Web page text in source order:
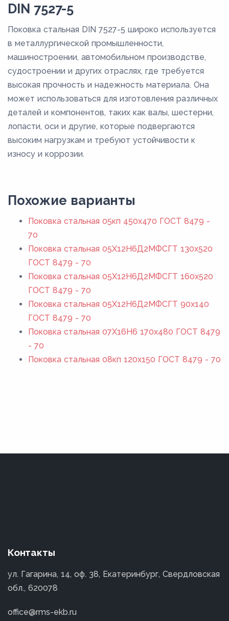
DIN 7527-5
Поковка стальная DIN 7527-5 широко используется
в металлургической промышленности,
машиностроении, автомобильном производстве,
судостроении и других отраслях, где требуется
высокая прочность и надежность материала. Она
может использоваться для изготовления различных
деталей и компонентов, таких как валы, шестерни,
лопасти, оси и другие, которые подвергаются
высоким нагрузкам и требуют устойчивости к
износу и коррозии.
Похожие варианты
Поковка стальная 05кп 450x470 ГОСТ 8479 -
70
Поковка стальная 05Х12Н6Д2МФСГТ 130x520
ГОСТ 8479 - 70
Поковка стальная 05Х12Н6Д2МФСГТ 160x520
ГОСТ 8479 - 70
Поковка стальная 05Х12Н6Д2МФСГТ 90x140
ГОСТ 8479 - 70
Поковка стальная 07Х16Н6 170x480 ГОСТ 8479
- 70
Поковка стальная 08кп 120x150 ГОСТ 8479 - 70
Контакты
ул. Гагарина, 14, оф. 38, Екатеринбург, Свердловская
обл., 620078
office@rms-ekb.ru